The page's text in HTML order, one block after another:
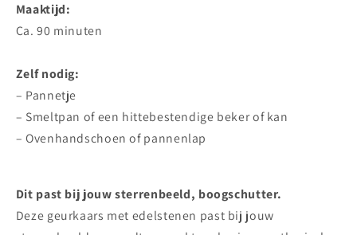
Maaktijd:
Ca. 90 minuten
Zelf nodig:
– Pannetje
– Smeltpan of een hittebestendige beker of kan
– Ovenhandschoen of pannenlap
Dit past bij jouw sterrenbeeld, boogschutter.
Deze geurkaars met edelstenen past bij jouw